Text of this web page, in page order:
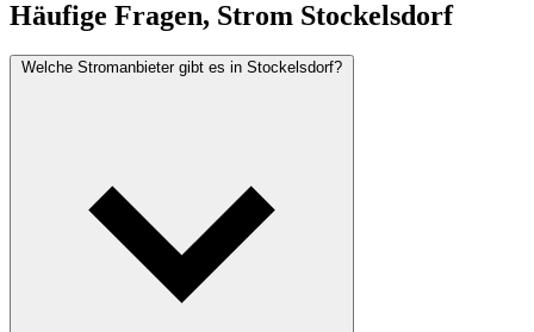
Häufige Fragen, Strom Stockelsdorf
Welche Stromanbieter gibt es in Stockelsdorf?